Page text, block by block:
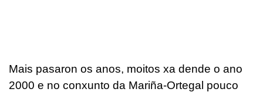
Mais pasaron os anos, moitos xa dende o ano
2000 e no conxunto da Mariña-Ortegal pouco